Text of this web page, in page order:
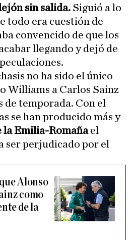
sin salida. Siguió a lo
todo era cuestión de
convencido de que los
llegando y dejó de
no ha sido el único
Williams a Carlos Sainz
de temporada. Con el
se han producido más y
la Emilia-Romañael
ser perjudicado por el
Alonso
como
de la